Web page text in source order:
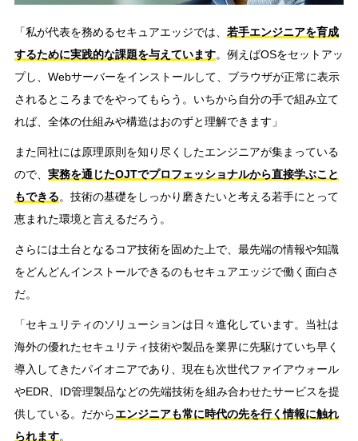
「私が代表を務めるセキュアエッジでは、 若手エンジニアを育成
するために実践的な課題を与えています。例えばOSをセットアッ
プし、Webサーバーをインストールして、ブラウザが正常に表示
されるところまでをやってもらう。いちから自分の手で組み立て
れば、全体の仕組みや構造はおのずと理解できます」
また同社には原理原則を知り尽くしたエンジニアが集まっている
ので、 実務を通じたOJTでプロフェッショナルから直接学ぶこと
もできる。技術の基礎をしっかり磨きたいと考える若手にとって
恵まれた環境と言えるだろう。
さらには土台となるコア技術を固めた上で、最先端の情報や知識
をどんどんインストールできるのもセキュアエッジで働く面白さ
だ。
「セキュリティのソリューションは日々進化しています。当社は
海外の優れたセキュリティ技術や製品を業界に先駆けていち早く
導入してきたパイオニアであり、現在も次世代ファイアウォール
やEDR、ID管理製品などの先端技術を組み合わせたサービスを提
供している。だからエンジニアも常に時代の先を行く情報に触れ
られます。